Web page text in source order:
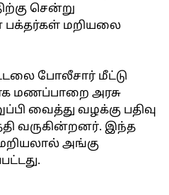
சென்று
பக்தர்கள் மறியலை
போலீசார் மீட்டு
மணப்பாறை அரசு
வைத்து வழக்கு பதிவு
வருகின்றனர். இந்த
அங்கு